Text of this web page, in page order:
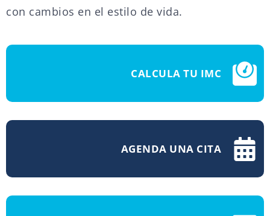
con cambios en el estilo de vida.
CALCULA TU IMC
AGENDA UNA CITA